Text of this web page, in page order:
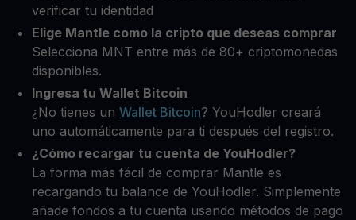
verificar tu identidad
Elige Mantle como la cripto que deseas comprar
Selecciona MNT entre más de 80+ criptomonedas
disponibles.
Ingresa tu Wallet Bitcoin
¿No tienes un Wallet Bitcoin? YouHodler creará
uno automáticamente para ti después del registro.
¿Cómo recargar tu cuenta de YouHodler?
La forma más fácil de comprar Mantle es
recargando tu balance de YouHodler. Simplemente
añade fondos a tu cuenta usando métodos de pago